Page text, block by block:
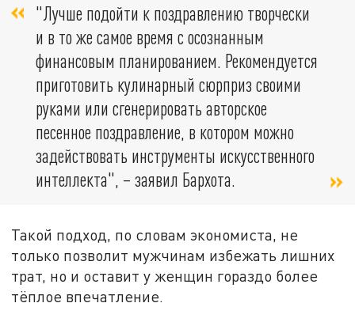
"Лучше подойти к поздравлению творчески
и в то же самое время с осознанным
финансовым планированием. Рекомендуется
приготовить кулинарный сюрприз своими
руками или сгенерировать авторское
песенное поздравление, в котором можно
задействовать инструменты искусственного
интеллекта", – заявил Бархота.
Такой подход, по словам экономиста, не
только позволит мужчинам избежать лишних
трат, но и оставит у женщин гораздо более
тёплое впечатление.